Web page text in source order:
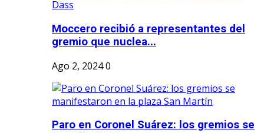
Moccero recibió a representantes del
gremio que nuclea...
Ago 2, 20240
Paro en Coronel Suárez: los gremios se